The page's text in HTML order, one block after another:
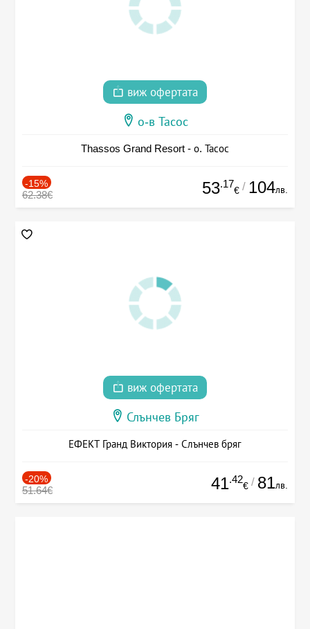
виж офертата
о-в Тасос
Thassos Grand Resort - о. Тасос
-15%
62.38€ 53.17
€ / 104лв.
виж офертата
Слънчев Бряг
ЕФЕКТ Гранд Виктория - Слънчев бряг
-20%
51.64€ 41.42
€ / 81лв.